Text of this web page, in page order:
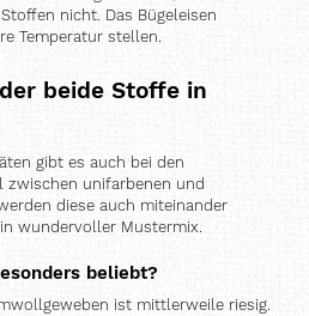
nicht. Das Bügeleisen
Temperatur stellen.
beide Stoffe in
gibt es auch bei den
zwischen unifarbenen und
diese auch miteinander
wundervoller Mustermix.
beliebt?
ist mittlerweile riesig.